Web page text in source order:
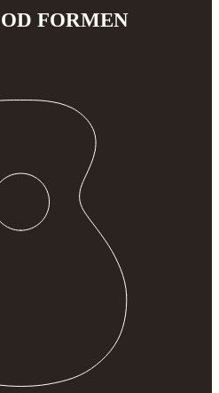
FORMEN